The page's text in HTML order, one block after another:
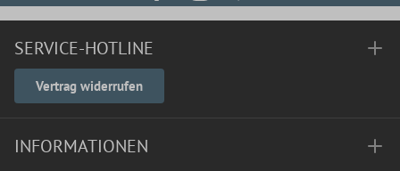
SERVICE-HOTLINE
Vertrag widerrufen
INFORMATIONEN